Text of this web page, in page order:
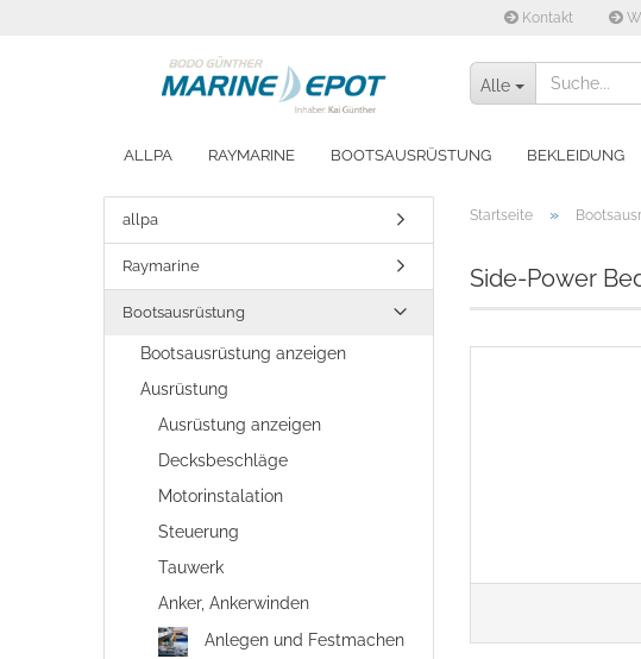
Kontakt
Alle
ALLPA RAYMARINE BOOTSAUSRÜSTUNG BEKLEIDUNG
WINTERFEST MACHEN
Startseite »
Side-Power
allpa
Raymarine
Bootsausrüstung
Bootsausrüstung anzeigen
Ausrüstung
Ausrüstung anzeigen
Decksbeschläge
Motorinstalation
Steuerung
Tauwerk
Anker, Ankerwinden
Anlegen und Festmachen